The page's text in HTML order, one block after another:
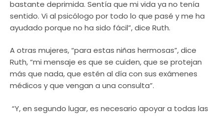
bastante deprimida. Sentía que mi vida ya no tenía
sentido. Vi al psicólogo por todo lo que pasé y me ha
ayudado porque no ha sido fácil”, dice Ruth.
A otras mujeres, “para estas niñas hermosas”, dice
Ruth, “mi mensaje es que se cuiden, que se protejan
más que nada, que estén al día con sus exámenes
médicos y que vengan a una consulta”.
“Y, en segundo lugar, es necesario apoyar a todas las